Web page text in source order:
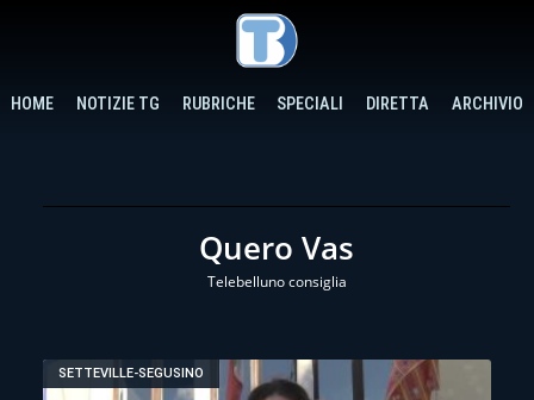
HOME NOTIZIE TG RUBRICHE SPECIALI DIRETTA ARCHIVIO
Quero Vas
Telebelluno consiglia
SETTEVILLE-SEGUSINO